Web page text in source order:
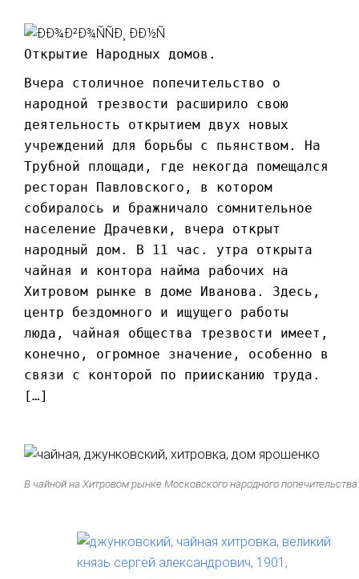
Открытие Народных домов.
Вчера столичное попечительство о
народной трезвости расширило свою
деятельность открытием двух новых
учреждений для борьбы с пьянством. На
Трубной площади, где некогда помещался
ресторан Павловского, в котором
собиралось и бражничало сомнительное
население Драчевки, вчера открыт
народный дом. В 11 час. утра открыта
чайная и контора найма рабочих на
Хитровом рынке в доме Иванова. Здесь,
центр бездомного и ищущего работы
люда, чайная общества трезвости имеет,
конечно, огромное значение, особенно в
связи с конторой по приисканию труда.
[…]
В чайной на Хитровом рынке Московского народного попечительства